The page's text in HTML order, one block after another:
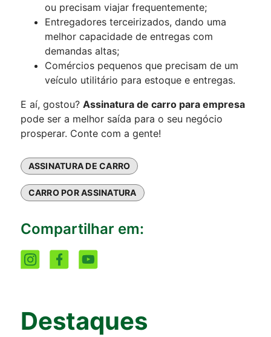
ou precisam viajar frequentemente;
Entregadores terceirizados, dando uma
melhor capacidade de entregas com
demandas altas;
Comércios pequenos que precisam de um
veículo utilitário para estoque e entregas.
E aí, gostou? Assinatura de carro para empresa
pode ser a melhor saída para o seu negócio
prosperar. Conte com a gente!
ASSINATURA DE CARRO
CARRO POR ASSINATURA
Compartilhar em:
Destaques